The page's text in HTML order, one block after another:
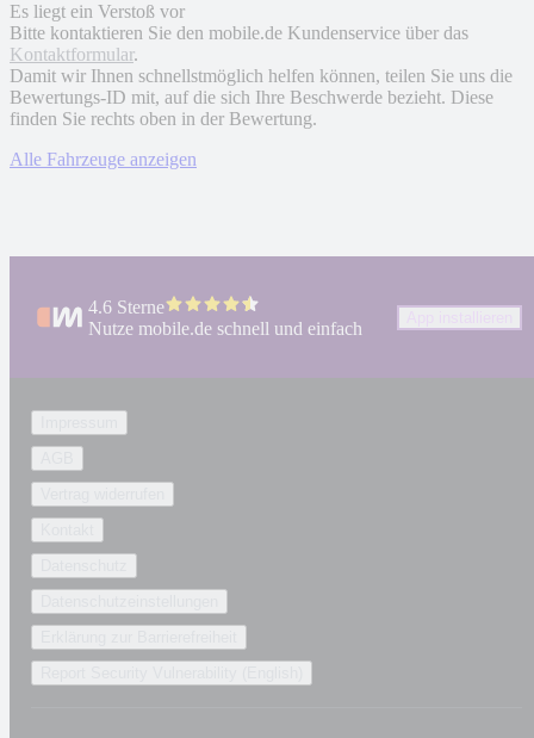
Es liegt ein Verstoß vor
Bitte kontaktieren Sie den mobile.de Kundenservice über das
Kontaktformular.
Damit wir Ihnen schnellstmöglich helfen können, teilen Sie uns die
Bewertungs-ID mit, auf die sich Ihre Beschwerde bezieht. Diese
finden Sie rechts oben in der Bewertung.
Alle Fahrzeuge anzeigen
4.6 Sterne
Nutze mobile.de schnell und einfach